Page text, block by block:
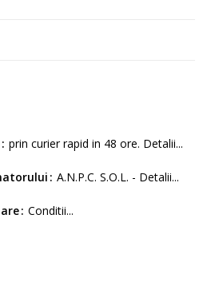
prin curier rapid in 48 ore. Detalii...
A.N.P.C. S.O.L. - Detalii...
Conditii...